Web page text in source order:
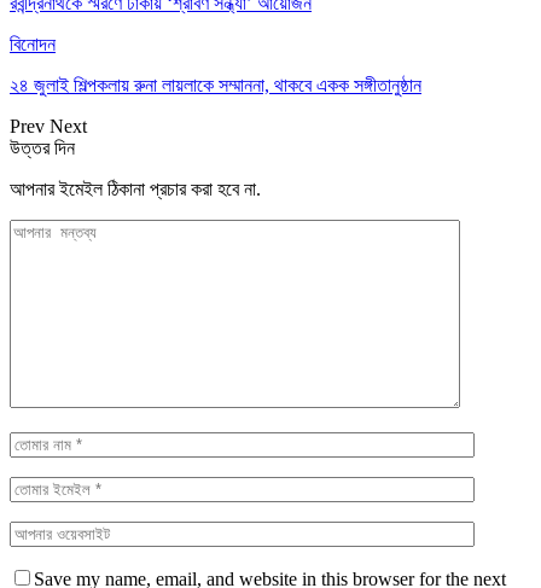
বিনোদন
২৪ জুলাই শিল্পকলায় রুনা লায়লাকে সম্মাননা, থাকবে একক সঙ্গীতানুষ্ঠান
Prev Next
উত্তর দিন
আপনার ইমেইল ঠিকানা প্রচার করা হবে না.
Save my name, email, and website in this browser for the next